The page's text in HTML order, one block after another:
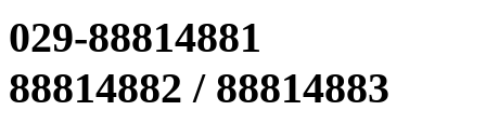
029-88814881
88814882 / 88814883